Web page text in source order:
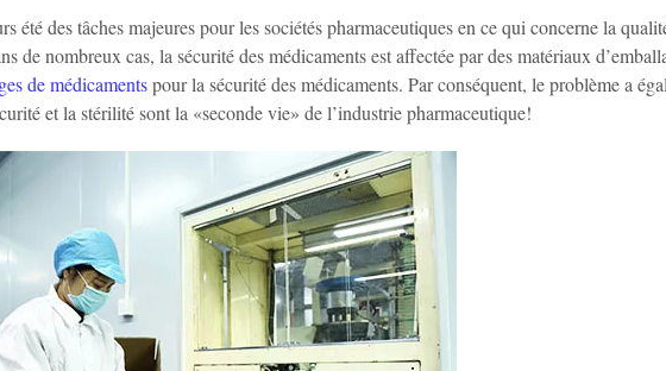
été des tâches majeures pour les sociétés pharmaceutiques en ce qui concerne la
de nombreux cas, la sécurité des médicaments est affectée par des matériaux
de médicamentspour la sécurité des médicaments. Par conséquent, le problème a
et la stérilité sont la «seconde vie» de l’industrie pharmaceutique!